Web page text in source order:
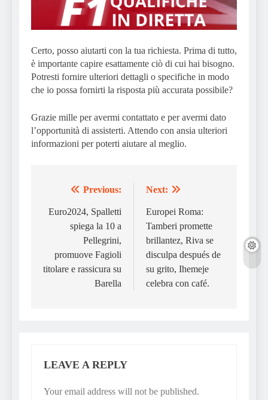
Certo, posso aiutarti con la tua richiesta. Prima di tutto,
è importante capire esattamente ciò di cui hai bisogno.
Potresti fornire ulteriori dettagli o specifiche in modo
che io possa fornirti la risposta più accurata possibile?
Grazie mille per avermi contattato e per avermi dato
l’opportunità di assisterti. Attendo con ansia ulteriori
informazioni per poterti aiutare al meglio.
navigation
Previous:
Euro2024, Spalletti
spiega la 10 a
Pellegrini,
promuove Fagioli
titolare e rassicura su
Barella
Next:
Europei Roma:
Tamberi promette
brillantez, Riva se
disculpa después de
su grito, Ihemeje
celebra con café.
LEAVE A REPLY
Your email address will not be published.